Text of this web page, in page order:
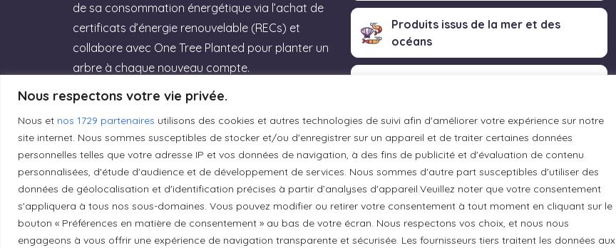
Nous respectons votre vie privée.
Nous et nos 1729 partenaires utilisons des cookies et autres technologies de suivi afin d'améliorer votre expérience sur notre
site internet. Nous sommes susceptibles de stocker et/ou d'enregistrer sur un appareil et de traiter certaines données
personnelles telles que votre adresse IP et vos données de navigation, à des fins de publicité et d'évaluation de contenu
personnalisées, d'étude d'audience et de développement de services. Nous sommes d'autre part susceptibles d'utiliser des
données de géolocalisation et d'identification précises à partir d’analyses d'appareil.Veuillez noter que votre consentement
s'appliquera à tous nos sous-domaines. Vous pouvez modifier ou retirer votre consentement à tout moment en cliquant sur le
bouton « Préférences en matière de consentement » au bas de votre écran. Nous respectons vos choix, et nous nous
engageons à vous offrir une expérience de navigation transparente et sécurisée. Les fournisseurs tiers traitent les données aux
de sa consommation énergétique via l’achat de
certificats d’énergie renouvelable (RECs) et
collabore avec One Tree Planted pour planter un
arbre à chaque nouveau compte.
Rejoignez GreenGeeks dès aujourd’hui et
offrez à votre site un hébergement labellisé «
Green Web Hosting » performant qui
respecte la planète ! (Lien affilié)
Essayez GreenGeeks
Produits issus de la mer et des
océans